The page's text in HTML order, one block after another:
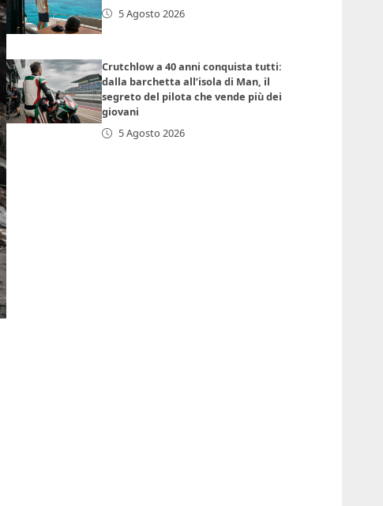
5 Agosto 2026
Crutchlow a 40 anni conquista tutti:
dalla barchetta all’isola di Man, il
segreto del pilota che vende più dei
giovani
5 Agosto 2026